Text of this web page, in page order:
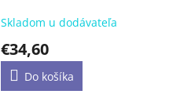
Skladom u dodávateľa
€34,60
Do košíka